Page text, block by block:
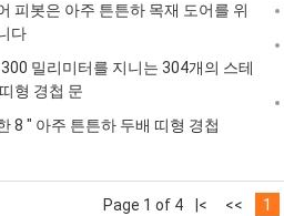
피봇은 아주 튼튼하 목재 도어를 위
다
밀리미터를 지니는 304개의 스테
형 경첩 문
8 " 아주 튼튼하 두배 띠형 경첩
Page 1 of 4 |< << 1